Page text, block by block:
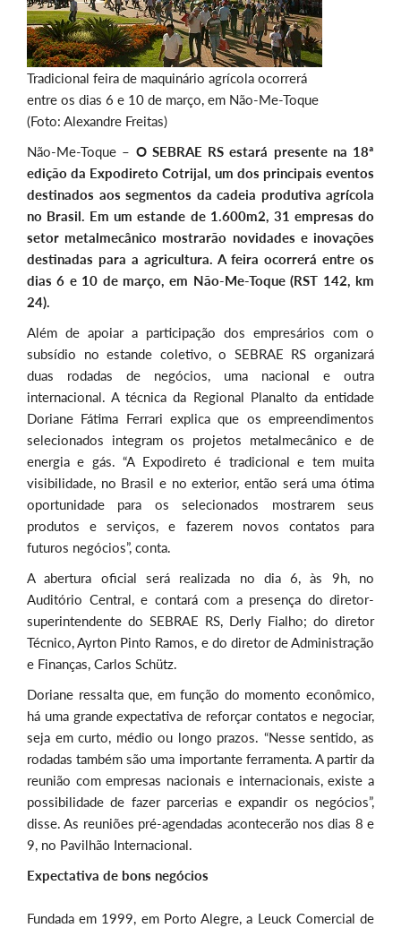
Tradicional feira de maquinário agrícola ocorrerá
entre os dias 6 e 10 de março, em Não-Me-Toque
(Foto: Alexandre Freitas)
Não-Me-Toque – O SEBRAE RS estará presente na 18ª
edição da Expodireto Cotrijal, um dos principais eventos
destinados aos segmentos da cadeia produtiva agrícola
no Brasil. Em um estande de 1.600m2, 31 empresas do
setor metalmecânico mostrarão novidades e inovações
destinadas para a agricultura. A feira ocorrerá entre os
dias 6 e 10 de março, em Não-Me-Toque (RST 142, km
24).
Além de apoiar a participação dos empresários com o
subsídio no estande coletivo, o SEBRAE RS organizará
duas rodadas de negócios, uma nacional e outra
internacional. A técnica da Regional Planalto da entidade
Doriane Fátima Ferrari explica que os empreendimentos
selecionados integram os projetos metalmecânico e de
energia e gás. “A Expodireto é tradicional e tem muita
visibilidade, no Brasil e no exterior, então será uma ótima
oportunidade para os selecionados mostrarem seus
produtos e serviços, e fazerem novos contatos para
futuros negócios”, conta.
A abertura oficial será realizada no dia 6, às 9h, no
Auditório Central, e contará com a presença do diretor-
superintendente do SEBRAE RS, Derly Fialho; do diretor
Técnico, Ayrton Pinto Ramos, e do diretor de Administração
e Finanças, Carlos Schütz.
Doriane ressalta que, em função do momento econômico,
há uma grande expectativa de reforçar contatos e negociar,
seja em curto, médio ou longo prazos. “Nesse sentido, as
rodadas também são uma importante ferramenta. A partir da
reunião com empresas nacionais e internacionais, existe a
possibilidade de fazer parcerias e expandir os negócios”,
disse. As reuniões pré-agendadas acontecerão nos dias 8 e
9, no Pavilhão Internacional.
Expectativa de bons negócios
Fundada em 1999, em Porto Alegre, a Leuck Comercial de